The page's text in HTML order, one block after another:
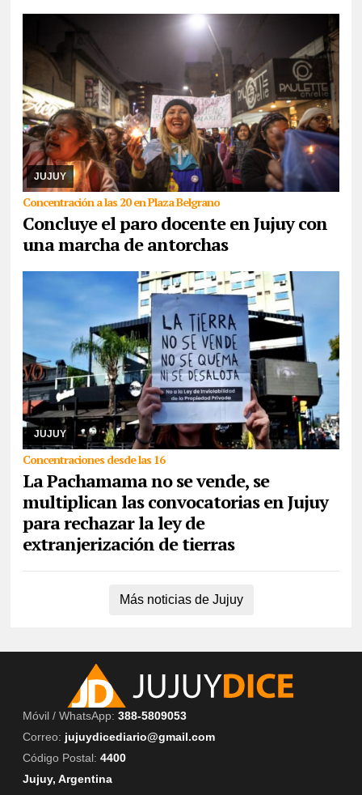
JUJUY
Concentración a las 20 en Plaza Belgrano
Concluye el paro docente en Jujuy con
una marcha de antorchas
05/08/2026 La medida de fuerza es llevada a cabo por maestros
y maestras de base de ADEP, que hoy, se presentarán tanto en el
Ministerio de Educación como en Ca ...
JUJUY
Concentraciones desde las 16
La Pachamama no se vende, se
multiplican las convocatorias en Jujuy
para rechazar la ley de
extranjerización de tierras
05/08/2026 Comunidades indígenas, sindicatos, ambientalistas,
organizaciones sociales, políticas y de derechos humanos se
congregarán en la capital, como así ta ...
Más noticias de Jujuy
Móvil / WhatsApp: 388-5809053
Correo: jujuydicediario@gmail.com
Código Postal: 4400
Jujuy, Argentina